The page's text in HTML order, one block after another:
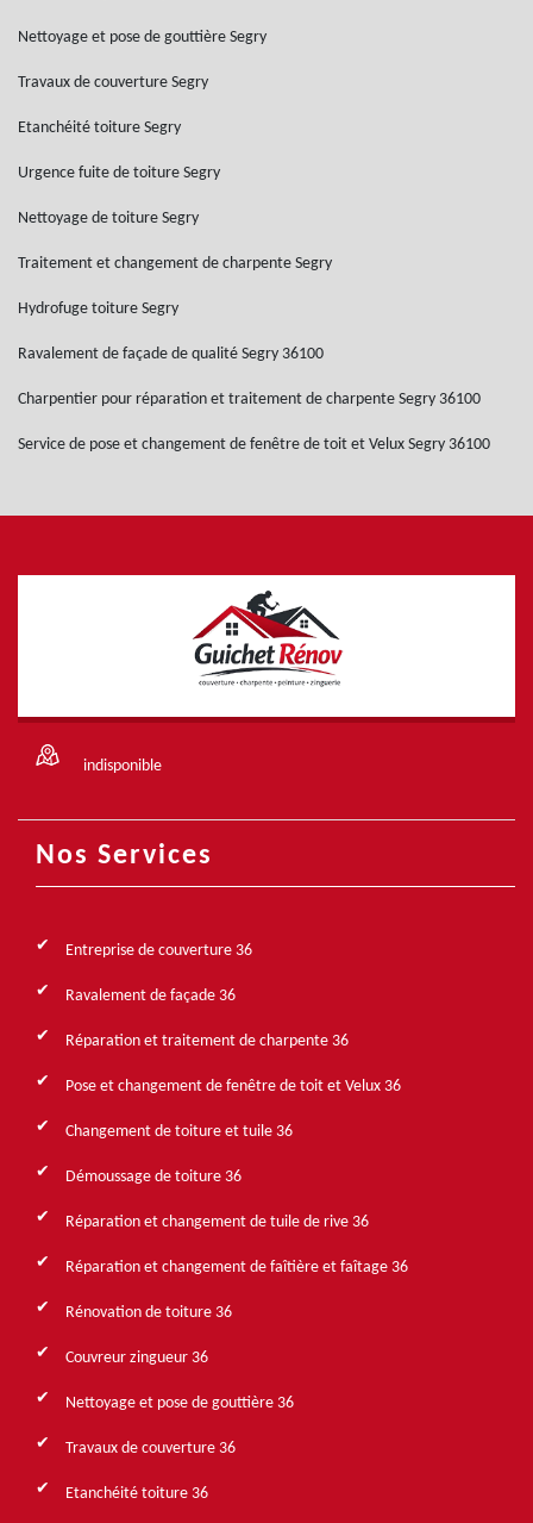
Nettoyage et pose de gouttière Segry
Travaux de couverture Segry
Etanchéité toiture Segry
Urgence fuite de toiture Segry
Nettoyage de toiture Segry
Traitement et changement de charpente Segry
Hydrofuge toiture Segry
Ravalement de façade de qualité Segry 36100
Charpentier pour réparation et traitement de charpente Segry 36100
Service de pose et changement de fenêtre de toit et Velux Segry 36100
indisponible
Nos Services
Entreprise de couverture 36
Ravalement de façade 36
Réparation et traitement de charpente 36
Pose et changement de fenêtre de toit et Velux 36
Changement de toiture et tuile 36
Démoussage de toiture 36
Réparation et changement de tuile de rive 36
Réparation et changement de faîtière et faîtage 36
Rénovation de toiture 36
Couvreur zingueur 36
Nettoyage et pose de gouttière 36
Travaux de couverture 36
Etanchéité toiture 36